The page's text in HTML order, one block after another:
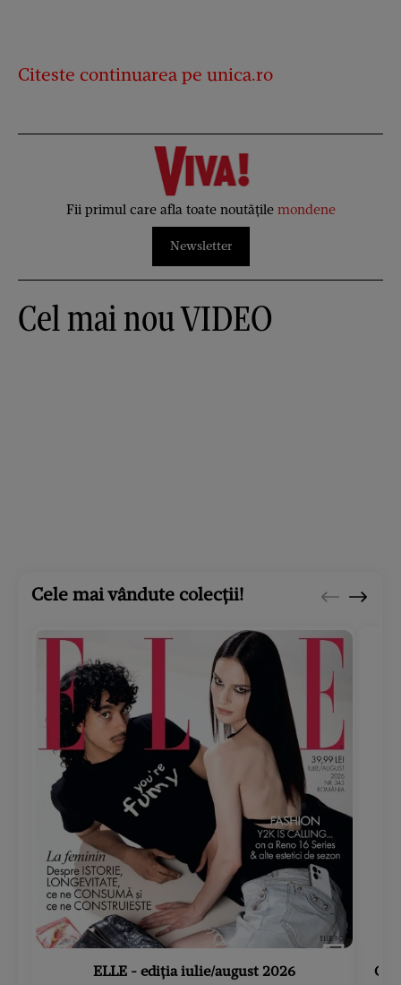
Citeste continuarea pe unica.ro
Fii primul care afla toate noutățile mondene
Newsletter
Cel mai nou VIDEO
Cele mai vândute colecții!
ELLE - ediția iulie/august 2026